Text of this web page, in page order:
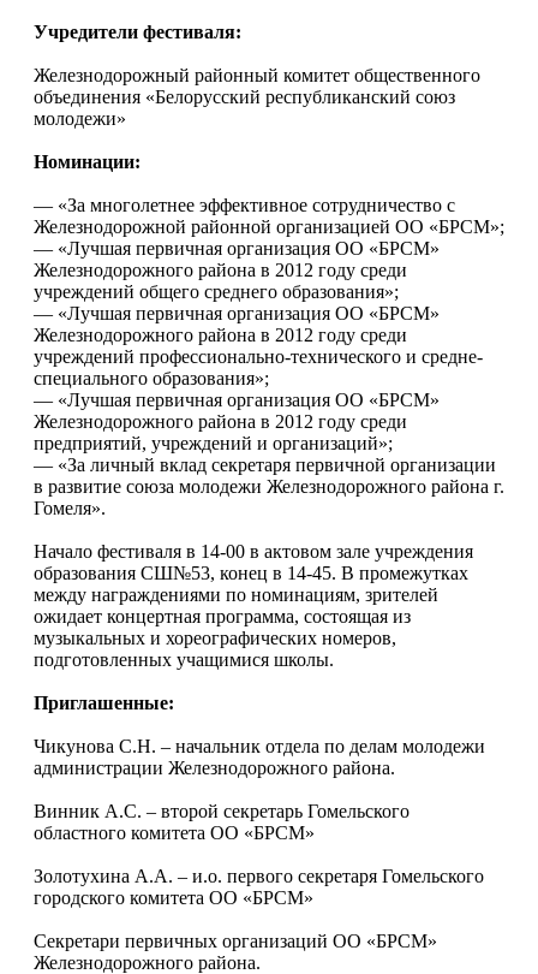
Учредители фестиваля:
Железнодорожный районный комитет общественного
объединения «Белорусский республиканский союз
молодежи»
Номинации:
— «За многолетнее эффективное сотрудничество с
Железнодорожной районной организацией ОО «БРСМ»;
— «Лучшая первичная организация ОО «БРСМ»
Железнодорожного района в 2012 году среди
учреждений общего среднего образования»;
— «Лучшая первичная организация ОО «БРСМ»
Железнодорожного района в 2012 году среди
учреждений профессионально-технического и средне-
специального образования»;
— «Лучшая первичная организация ОО «БРСМ»
Железнодорожного района в 2012 году среди
предприятий, учреждений и организаций»;
— «За личный вклад секретаря первичной организации
в развитие союза молодежи Железнодорожного района г.
Гомеля».
Начало фестиваля в 14-00 в актовом зале учреждения
образования СШ№53, конец в 14-45. В промежутках
между награждениями по номинациям, зрителей
ожидает концертная программа, состоящая из
музыкальных и хореографических номеров,
подготовленных учащимися школы.
Приглашенные:
Чикунова С.Н. – начальник отдела по делам молодежи
администрации Железнодорожного района.
Винник А.С. – второй секретарь Гомельского
областного комитета ОО «БРСМ»
Золотухина А.А. – и.о. первого секретаря Гомельского
городского комитета ОО «БРСМ»
Секретари первичных организаций ОО «БРСМ»
Железнодорожного района.